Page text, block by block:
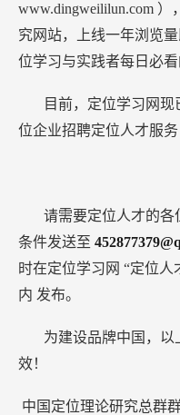
www.dingweililun.com ）
究网站，上线一年浏览
位学习与实践者每日必看
目前，定位学习网现
位企业招聘定位人才服务
请需要定位人才的各
条件发送至
时在定位学习网 “定位人
内 发布。
为建设品牌中国，
效！
中国定位理论研究总群